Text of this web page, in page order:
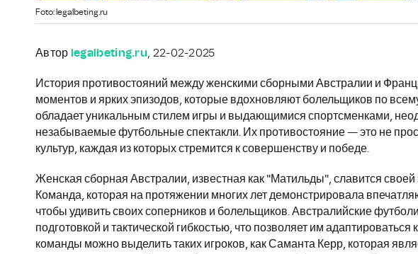
Foto: legalbeting.ru
Автор legalbeting.ru, 22-02-2025
История противостояний между женскими сборными Австралии и
моментов и ярких эпизодов, которые вдохновляют болельщиков по
обладает уникальным стилем игры и выдающимися спортсменками,
незабываемые футбольные спектакли. Их противостояние — это не
культур, каждая из которых стремится к совершенству и победе.
Женская сборная Австралии, известная как "Матильды", славится
Команда, которая на протяжении многих лет демонстрировала
чтобы удивить своих соперников и болельщиков. Австралийские
подготовкой и тактической гибкостью, что позволяет им
команды можно выделить таких игроков, как Саманта Керр, которая